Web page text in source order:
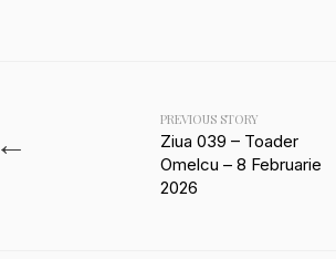
←
PREVIOUS STORY
Ziua 039 – Toader
Omelcu – 8 Februarie
2026